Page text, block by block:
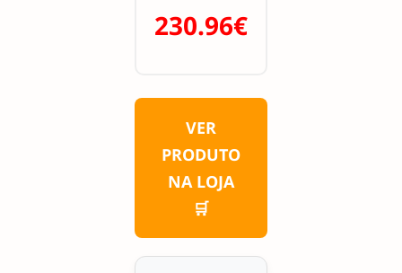
230.96€
VER
PRODUTO
NA LOJA
🛒